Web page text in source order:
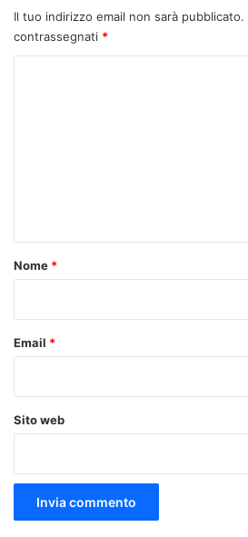
Il tuo indirizzo email non sarà pubblicato.
contrassegnati *
o
Nome *
Email *
Sito web